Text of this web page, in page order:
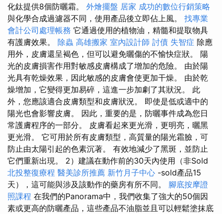
化鈦提供8個防曬霜。 外燴擺盤 居家 成功的數位行銷策略
與化學合成過濾器不同，使用產品後立即佔上風。 找專業
會計公司處理帳務 它通過使用的植物油，精髓和提取物具
有護膚效果。 除蟲 高雄搬家 室內設計師 討債 失智症 除應
用外，皮膚還呈褐色，但可以避免曬傷的不愉快症狀。 陽
光的皮膚損害作用對敏感皮膚構成了增加的危險。 由於陽
光具有乾燥效果，因此敏感的皮膚會使更加干燥。 由於乾
燥增加，它變得更加易碎，這進一步加劇了其狀況。 此
外，您應該適合皮膚類型和皮膚狀況。 即使是低或適中的
陽光也會影響皮膚。 因此，重要的是，防曬事件成為您日
常護膚程序的一部分。 皮膚看起來更光滑，更明亮，曬黑
更光滑。 它可用於所有皮膚類型，高質量的陽光霜臉，可
防止由太陽引起的色素沉著。 有效地減少了黑斑，並防止
它們重新出現。 2）建議在動作前的30天內使用（非Sold
北投整復療程 醫美診所推薦 新竹月子中心 -sold產品15
天），這可能與涉及該動作的藥房有所不同。 腳底按摩證
照課程 在我們的Panorama中，我們收集了強大的50個因
素或更高的防曬產品，這些產品不油脂並且可以輕鬆塗抹底